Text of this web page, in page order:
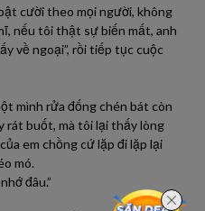
cười theo mọi người, không
nếu tôi thật sự biến mất, anh
về ngoại”, rồi tiếp tục cuộc
mình rửa đống chén bát còn
rát buốt, mà tôi lại thấy lòng
em chồng cứ lặp đi lặp lại
mó.
đâu.”